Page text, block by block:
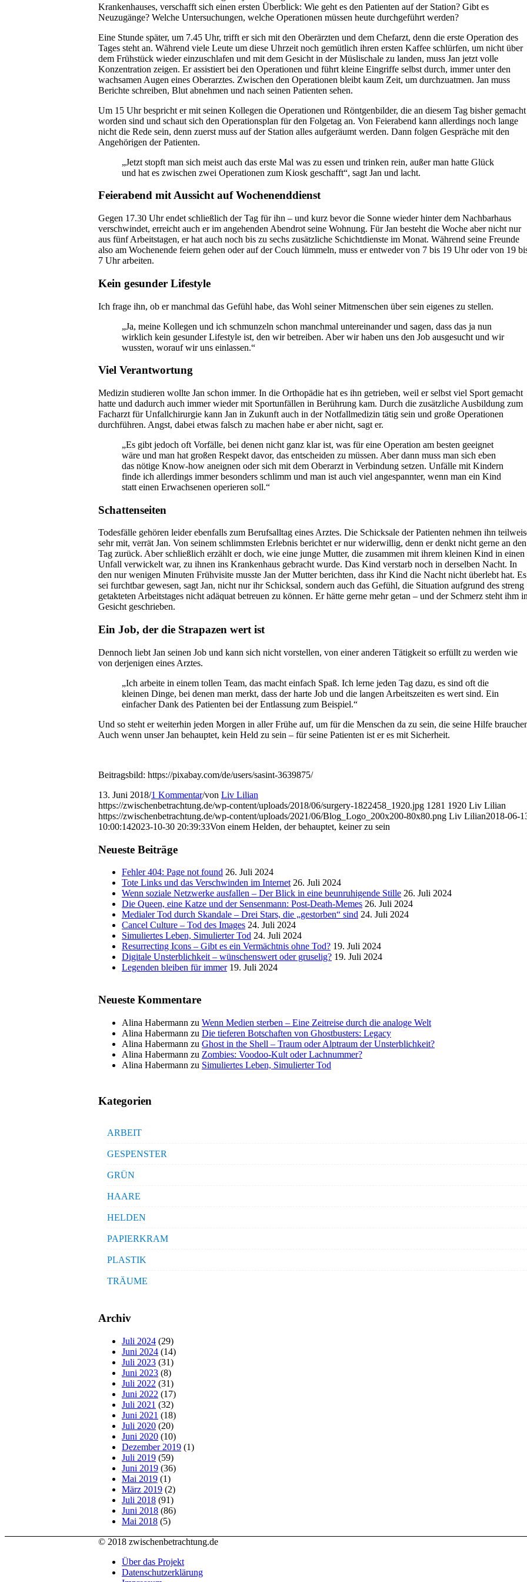
Krankenhauses, verschafft sich einen ersten Überblick: Wie geht es den Patienten auf der Station? Gibt es
Neuzugänge? Welche Untersuchungen, welche Operationen müssen heute durchgeführt werden?
Eine Stunde später, um 7.45 Uhr, trifft er sich mit den Oberärzten und dem Chefarzt, denn die erste Operation des
Tages steht an. Während viele Leute um diese Uhrzeit noch gemütlich ihren ersten Kaffee schlürfen, um nicht über
dem Frühstück wieder einzuschlafen und mit dem Gesicht in der Müslischale zu landen, muss Jan jetzt volle
Konzentration zeigen. Er assistiert bei den Operationen und führt kleine Eingriffe selbst durch, immer unter den
wachsamen Augen eines Oberarztes. Zwischen den Operationen bleibt kaum Zeit, um durchzuatmen. Jan muss
Berichte schreiben, Blut abnehmen und nach seinen Patienten sehen.
Um 15 Uhr bespricht er mit seinen Kollegen die Operationen und Röntgenbilder, die an diesem Tag bisher gemacht
worden sind und schaut sich den Operationsplan für den Folgetag an. Von Feierabend kann allerdings noch lange
nicht die Rede sein, denn zuerst muss auf der Station alles aufgeräumt werden. Dann folgen Gespräche mit den
Angehörigen der Patienten.
„Jetzt stopft man sich meist auch das erste Mal was zu essen und trinken rein, außer man hatte Glück
und hat es zwischen zwei Operationen zum Kiosk geschafft“, sagt Jan und lacht.
Feierabend mit Aussicht auf Wochenenddienst
Gegen 17.30 Uhr endet schließlich der Tag für ihn – und kurz bevor die Sonne wieder hinter dem Nachbarhaus
verschwindet, erreicht auch er im angehenden Abendrot seine Wohnung. Für Jan besteht die Woche aber nicht nur
aus fünf Arbeitstagen, er hat auch noch bis zu sechs zusätzliche Schichtdienste im Monat. Während seine Freunde
also am Wochenende feiern gehen oder auf der Couch lümmeln, muss er entweder von 7 bis 19 Uhr oder von 19
7 Uhr arbeiten.
Kein gesunder Lifestyle
Ich frage ihn, ob er manchmal das Gefühl habe, das Wohl seiner Mitmenschen über sein eigenes zu stellen.
„Ja, meine Kollegen und ich schmunzeln schon manchmal untereinander und sagen, dass das ja nun
wirklich kein gesunder Lifestyle ist, den wir betreiben. Aber wir haben uns den Job ausgesucht und wir
wussten, worauf wir uns einlassen.“
Viel Verantwortung
Medizin studieren wollte Jan schon immer. In die Orthopädie hat es ihn getrieben, weil er selbst viel Sport gemacht
hatte und dadurch auch immer wieder mit Sportunfällen in Berührung kam. Durch die zusätzliche Ausbildung zum
Facharzt für Unfallchirurgie kann Jan in Zukunft auch in der Notfallmedizin tätig sein und große Operationen
durchführen. Angst, dabei etwas falsch zu machen habe er aber nicht, sagt er.
„Es gibt jedoch oft Vorfälle, bei denen nicht ganz klar ist, was für eine Operation am besten geeignet
wäre und man hat großen Respekt davor, das entscheiden zu müssen. Aber dann muss man sich eben
das nötige Know-how aneignen oder sich mit dem Oberarzt in Verbindung setzen. Unfälle mit Kindern
finde ich allerdings immer besonders schlimm und man ist auch viel angespannter, wenn man ein Kind
statt einen Erwachsenen operieren soll.“
Schattenseiten
Todesfälle gehören leider ebenfalls zum Berufsalltag eines Arztes. Die Schicksale der Patienten nehmen ihn
sehr mit, verrät Jan. Von seinem schlimmsten Erlebnis berichtet er nur widerwillig, denn er denkt nicht gerne an den
Tag zurück. Aber schließlich erzählt er doch, wie eine junge Mutter, die zusammen mit ihrem kleinen Kind in einen
Unfall verwickelt war, zu ihnen ins Krankenhaus gebracht wurde. Das Kind verstarb noch in derselben Nacht. In
den nur wenigen Minuten Frühvisite musste Jan der Mutter berichten, dass ihr Kind die Nacht nicht überlebt hat. Es
sei furchtbar gewesen, sagt Jan, nicht nur ihr Schicksal, sondern auch das Gefühl, die Situation aufgrund des streng
getakteten Arbeitstages nicht adäquat betreuen zu können. Er hätte gerne mehr getan – und der Schmerz steht ihm
Gesicht geschrieben.
Ein Job, der die Strapazen wert ist
Dennoch liebt Jan seinen Job und kann sich nicht vorstellen, von einer anderen Tätigkeit so erfüllt zu werden wie
von derjenigen eines Arztes.
„Ich arbeite in einem tollen Team, das macht einfach Spaß. Ich lerne jeden Tag dazu, es sind oft die
kleinen Dinge, bei denen man merkt, dass der harte Job und die langen Arbeitszeiten es wert sind. Ein
einfacher Dank des Patienten bei der Entlassung zum Beispiel.“
Und so steht er weiterhin jeden Morgen in aller Frühe auf, um für die Menschen da zu sein, die seine Hilfe
Auch wenn unser Jan behauptet, kein Held zu sein – für seine Patienten ist er es mit Sicherheit.
Beitragsbild: https://pixabay.com/de/users/sasint-3639875/
13. Juni 2018/1 Kommentar/von Liv Lilian
https://zwischenbetrachtung.de/wp-content/uploads/2018/06/surgery-1822458_1920.jpg 1281 1920 Liv Lilian
https://zwischenbetrachtung.de/wp-content/uploads/2021/06/Blog_Logo_200x200-80x80.png Liv Lilian2018-06-
10:00:142023-10-30 20:39:33Von einem Helden, der behauptet, keiner zu sein
Neueste Beiträge
Fehler 404: Page not found 26. Juli 2024
Tote Links und das Verschwinden im Internet 26. Juli 2024
Wenn soziale Netzwerke ausfallen – Der Blick in eine beunruhigende Stille 26. Juli 2024
Die Queen, eine Katze und der Sensenmann: Post-Death-Memes 26. Juli 2024
Medialer Tod durch Skandale – Drei Stars, die „gestorben“ sind 24. Juli 2024
Cancel Culture – Tod des Images 24. Juli 2024
Simuliertes Leben, Simulierter Tod 24. Juli 2024
Resurrecting Icons – Gibt es ein Vermächtnis ohne Tod? 19. Juli 2024
Digitale Unsterblichkeit – wünschenswert oder gruselig? 19. Juli 2024
Legenden bleiben für immer 19. Juli 2024
Neueste Kommentare
Alina Habermann zu Wenn Medien sterben – Eine Zeitreise durch die analoge Welt
Alina Habermann zu Die tieferen Botschaften von Ghostbusters: Legacy
Alina Habermann zu Ghost in the Shell – Traum oder Alptraum der Unsterblichkeit?
Alina Habermann zu Zombies: Voodoo-Kult oder Lachnummer?
Alina Habermann zu Simuliertes Leben, Simulierter Tod
Kategorien
ARBEIT
GESPENSTER
GRÜN
HAARE
HELDEN
PAPIERKRAM
PLASTIK
TRÄUME
Archiv
Juli 2024 (29)
Juni 2024 (14)
Juli 2023 (31)
Juni 2023 (8)
Juli 2022 (31)
Juni 2022 (17)
Juli 2021 (32)
Juni 2021 (18)
Juli 2020 (20)
Juni 2020 (10)
Dezember 2019 (1)
Juli 2019 (59)
Juni 2019 (36)
Mai 2019 (1)
März 2019 (2)
Juli 2018 (91)
Juni 2018 (86)
Mai 2018 (5)
© 2018 zwischenbetrachtung.de
Über das Projekt
Datenschutzerklärung